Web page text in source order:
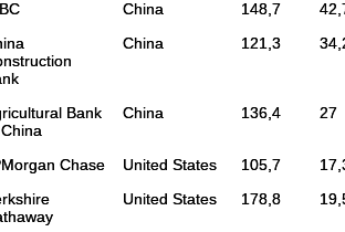
China 148,7
China 121,3
Bank
China 136,4 27
Chase United States 105,7
United States 178,8